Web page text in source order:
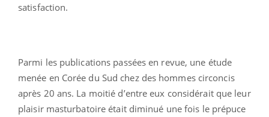
satisfaction.
Parmi les publications passées en revue, une étude
menée en Corée du Sud chez des hommes circoncis
après 20 ans. La moitié d’entre eux considérait que leur
plaisir masturbatoire était diminué une fois le prépuce